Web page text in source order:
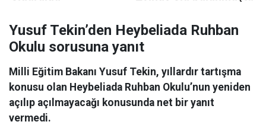
Yusuf Tekin’den Heybeliada Ruhban
Okulu sorusuna yanıt
Milli Eğitim Bakanı Yusuf Tekin, yıllardır tartışma
konusu olan Heybeliada Ruhban Okulu’nun yeniden
açılıp açılmayacağı konusunda net bir yanıt
vermedi.